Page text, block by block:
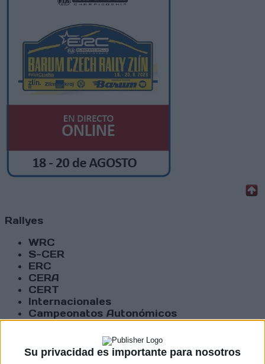
Su privacidad es importante para nosotros
Rallyes
WRC
S-CER
ERC
CERA
CERT
Internacionales
Campeonatos Autonómicos
RallyCross